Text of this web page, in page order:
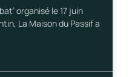
organisé le 17 juin
La Maison du Passif a